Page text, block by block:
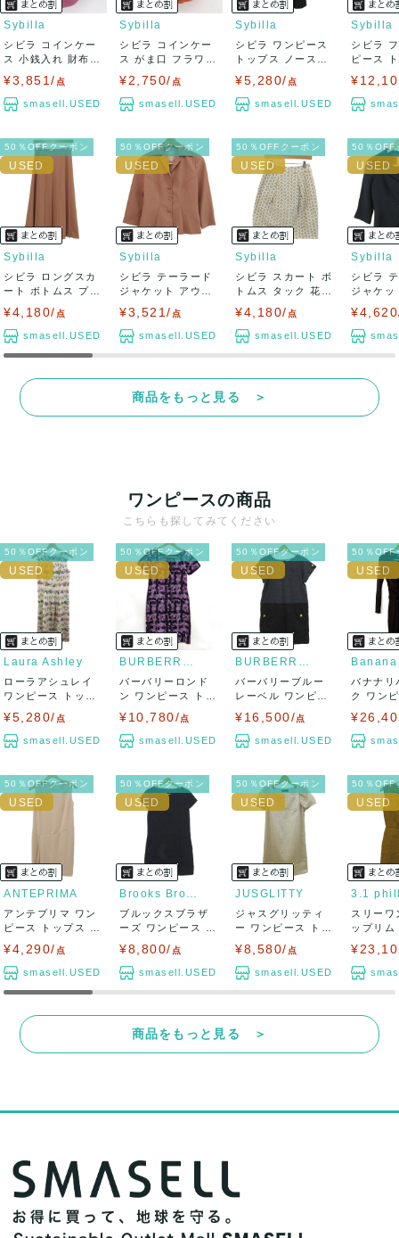
Sybilla
シビラ コインケー
ス 小銭入れ 財布
¥3,851/ 点
smasell.USED
Sybilla
シビラ コインケー
ス がま口 フラワー
¥2,750/ 点
smasell.USED
Sybilla
シビラ ワンピース
トップス ノースリ
¥5,280/ 点
smasell.USED
Sybilla
シビラ
ピース
50％OFFクーポン
Sybilla
シビラ ロングスカ
ート ボトムス プリ
¥4,180/ 点
smasell.USED
50％OFFクーポン
Sybilla
シビラ テーラード
ジャケット アウタ
¥3,521/ 点
smasell.USED
50％OFFクーポン
Sybilla
シビラ スカート ボ
トムス タック 花柄
¥4,180/ 点
smasell.USED
50％OFF
Sybilla
シビラ
ジャケッ
商品をもっと見る ＞
ワンピースの商品
こちらも探してみてください
50％OFFクーポン
Laura Ashley
ローラアシュレイ
ワンピース トップ
¥5,280/ 点
smasell.USED
50％OFFクーポン
BURBERRY LONDON
バーバリーロンド
ン ワンピース トッ
¥10,780/点
smasell.USED
50％OFFクーポン
BURBERRY BLUE LABEL
バーバリーブルー
レーベル ワンピー
¥16,500/点
smasell.USED
50％OFF
バナナリ
ク ワン
50％OFFクーポン
ANTEPRIMA
アンテプリマ ワン
ピース トップス ノ
¥4,290/ 点
smasell.USED
50％OFFクーポン
Brooks Brothers
ブルックスブラザ
ーズ ワンピース ト
¥8,800/ 点
smasell.USED
50％OFFクーポン
JUSGLITTY
ジャスグリッティ
ー ワンピース トッ
¥8,580/ 点
smasell.USED
50％OFF
スリーワ
ップリ
商品をもっと見る ＞